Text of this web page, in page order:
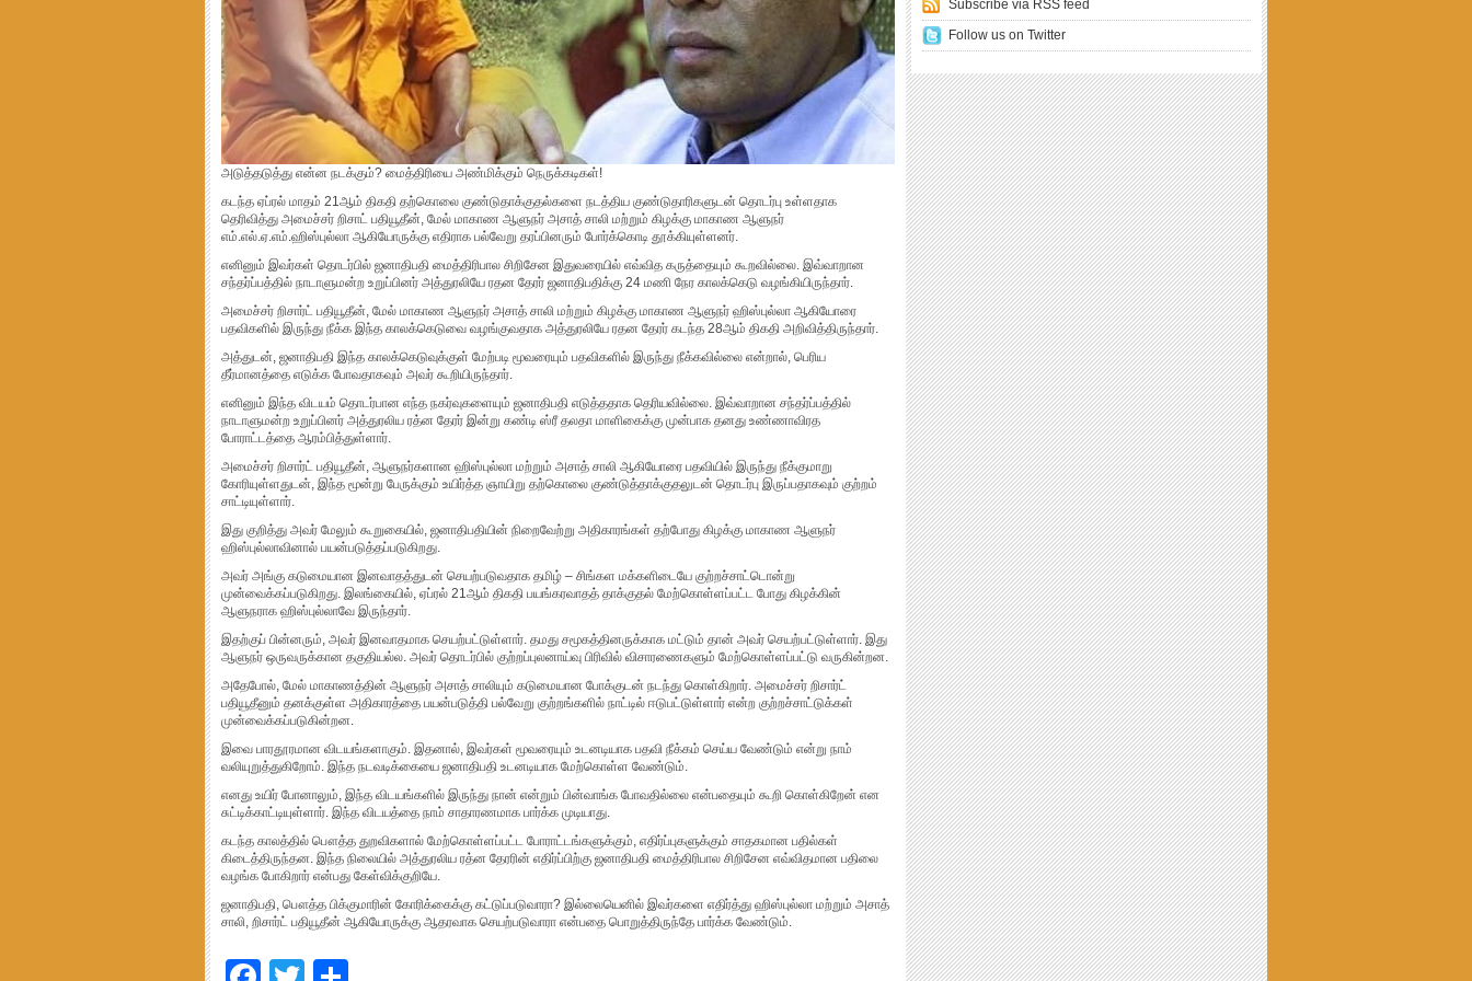
அடுத்தடுத்து என்ன நடக்கும்? மைத்திரியை அண்மிக்கும் நெருக்கடிகள்!
கடந்த ஏப்ரல் மாதம் 21ஆம் திகதி தற்கொலை குண்டுதாக்குதல்களை நடத்திய குண்டுதாரிகளுடன் தொடர்பு உள்ளதாக
தெரிவித்து அமைச்சர் றிசாட் பதியூதீன், மேல் மாகாண ஆளுநர் அசாத் சாலி மற்றும் கிழக்கு மாகாண ஆளுநர்
எம்.எல்.ஏ.எம்.ஹிஸ்புல்லா ஆகியோருக்கு எதிராக பல்வேறு தரப்பினரும் போர்க்கொடி தூக்கியுள்ளனர்.
எனினும் இவர்கள் தொடர்பில் ஜனாதிபதி மைத்திரிபால சிறிசேன இதுவரையில் எவ்வித கருத்தையும் கூறவில்லை. இவ்வாறான
சந்தர்ப்பத்தில் நாடாளுமன்ற உறுப்பினர் அத்துரலியே ரதன தேரர் ஜனாதிபதிக்கு 24 மணி நேர காலக்கெடு வழங்கியிருந்தார்.
அமைச்சர் றிசார்ட் பதியூதீன், மேல் மாகாண ஆளுநர் அசாத் சாலி மற்றும் கிழக்கு மாகாண ஆளுநர் ஹிஸ்புல்லா ஆகியோரை
பதவிகளில் இருந்து நீக்க இந்த காலக்கெடுவை வழங்குவதாக அத்துரலியே ரதன தேரர் கடந்த 28ஆம் திகதி அறிவித்திருந்தார்.
அத்துடன், ஜனாதிபதி இந்த காலக்கெடுவுக்குள் மேற்படி மூவரையும் பதவிகளில் இருந்து நீக்கவில்லை என்றால், பெரிய
தீர்மானத்தை எடுக்க போவதாகவும் அவர் கூறியிருந்தார்.
எனினும் இந்த விடயம் தொடர்பான எந்த நகர்வுகளையும் ஜனாதிபதி எடுத்ததாக தெரியவில்லை. இவ்வாறான சந்தர்ப்பத்தில்
நாடாளுமன்ற உறுப்பினர் அத்துரலிய ரத்ன தேரர் இன்று கண்டி ஸ்ரீ தலதா மாளிகைக்கு முன்பாக தனது உண்ணாவிரத
போராட்டத்தை ஆரம்பித்துள்ளார்.
அமைச்சர் றிசார்ட் பதியூதீன், ஆளுநர்களான ஹிஸ்புல்லா மற்றும் அசாத் சாலி ஆகியோரை பதவியில் இருந்து நீக்குமாறு
கோரியுள்ளதுடன், இந்த மூன்று பேருக்கும் உயிர்த்த ஞாயிறு தற்கொலை குண்டுத்தாக்குதலுடன் தொடர்பு இருப்பதாகவும் குற்றம்
சாட்டியுள்ளார்.
இது குறித்து அவர் மேலும் கூறுகையில், ஜனாதிபதியின் நிறைவேற்று அதிகாரங்கள் தற்போது கிழக்கு மாகாண ஆளுநர்
ஹிஸ்புல்லாவினால் பயன்படுத்தப்படுகிறது.
அவர் அங்கு கடுமையான இனவாதத்துடன் செயற்படுவதாக தமிழ் – சிங்கள மக்களிடையே குற்றச்சாட்டொன்று
முன்வைக்கப்படுகிறது. இலங்கையில், ஏப்ரல் 21ஆம் திகதி பயங்கரவாதத் தாக்குதல் மேற்கொள்ளப்பட்ட போது கிழக்கின்
ஆளுநராக ஹிஸ்புல்லாவே இருந்தார்.
இதற்குப் பின்னரும், அவர் இனவாதமாக செயற்பட்டுள்ளார். தமது சமூகத்தினருக்காக மட்டும் தான் அவர் செயற்பட்டுள்ளார். இது
ஆளுநர் ஒருவருக்கான தகுதியல்ல. அவர் தொடர்பில் குற்றப்புலனாய்வு பிரிவில் விசாரணைகளும் மேற்கொள்ளப்பட்டு வருகின்றன.
அதேபோல், மேல் மாகாணத்தின் ஆளுநர் அசாத் சாலியும் கடுமையான போக்குடன் நடந்து கொள்கிறார். அமைச்சர் றிசார்ட்
பதியூதீனும் தனக்குள்ள அதிகாரத்தை பயன்படுத்தி பல்வேறு குற்றங்களில் நாட்டில் ஈடுபட்டுள்ளார் என்ற குற்றச்சாட்டுக்கள்
முன்வைக்கப்படுகின்றன.
இவை பாரதூரமான விடயங்களாகும். இதனால், இவர்கள் மூவரையும் உடனடியாக பதவி நீக்கம் செய்ய வேண்டும் என்று நாம்
வலியுறுத்துகிறோம். இந்த நடவடிக்கையை ஜனாதிபதி உடனடியாக மேற்கொள்ள வேண்டும்.
எனது உயிர் போனாலும், இந்த விடயங்களில் இருந்து நான் என்றும் பின்வாங்க போவதில்லை என்பதையும் கூறி கொள்கிறேன் என
சுட்டிக்காட்டியுள்ளார். இந்த விடயத்தை நாம் சாதாரணமாக பார்க்க முடியாது.
கடந்த காலத்தில் பௌத்த துறவிகளால் மேற்கொள்ளப்பட்ட போராட்டங்களுக்கும், எதிர்ப்புகளுக்கும் சாதகமான பதில்கள்
கிடைத்திருந்தன. இந்த நிலையில் அத்துரலிய ரத்ன தேரரின் எதிர்ப்பிற்கு ஜனாதிபதி மைத்திரிபால சிறிசேன எவ்விதமான பதிலை
வழங்க போகிறார் என்பது கேள்விக்குறியே.
ஜனாதிபதி, பௌத்த பிக்குமாரின் கோரிக்கைக்கு கட்டுப்படுவாரா? இல்லையெனில் இவர்களை எதிர்த்து ஹிஸ்புல்லா மற்றும் அசாத்
சாலி, றிசார்ட் பதியூதீன் ஆகியோருக்கு ஆதரவாக செயற்படுவாரா என்பதை பொறுத்திருந்தே பார்க்க வேண்டும்.
Subscribe via RSS feed
Follow us on Twitter